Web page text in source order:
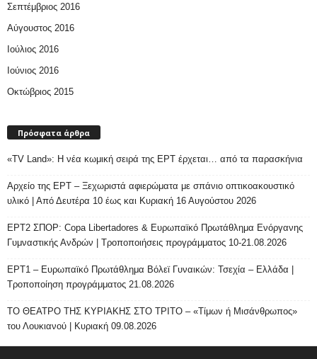
Σεπτέμβριος 2016
Αύγουστος 2016
Ιούλιος 2016
Ιούνιος 2016
Οκτώβριος 2015
Πρόσφατα άρθρα
«TV Land»: Η νέα κωμική σειρά της ΕΡΤ έρχεται… από τα παρασκήνια
Αρχείο της ΕΡΤ – Ξεχωριστά αφιερώματα με σπάνιο οπτικοακουστικό
υλικό | Από Δευτέρα 10 έως και Κυριακή 16 Αυγούστου 2026
ΕΡΤ2 ΣΠΟΡ: Copa Libertadores & Ευρωπαϊκό Πρωτάθλημα Ενόργανης
Γυμναστικής Ανδρών | Τροποποιήσεις προγράμματος 10-21.08.2026
ΕΡΤ1 – Ευρωπαϊκό Πρωτάθλημα Βόλεϊ Γυναικών: Τσεχία – Ελλάδα |
Τροποποίηση προγράμματος 21.08.2026
ΤΟ ΘΕΑΤΡΟ ΤΗΣ ΚΥΡΙΑΚΗΣ ΣΤΟ ΤΡΙΤΟ – «Τίμων ή Μισάνθρωπος»
του Λουκιανού | Κυριακή 09.08.2026